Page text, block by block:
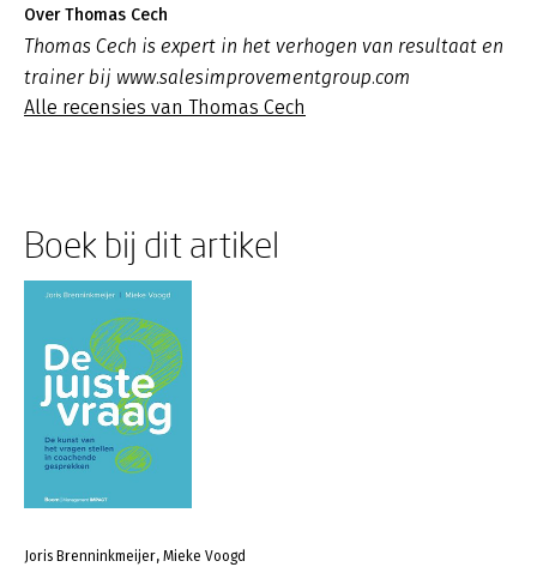
Over Thomas Cech
Thomas Cech is expert in het verhogen van resultaat en
trainer bij www.salesimprovementgroup.com
Alle recensies van Thomas Cech
Boek bij dit artikel
Joris Brenninkmeijer, Mieke Voogd